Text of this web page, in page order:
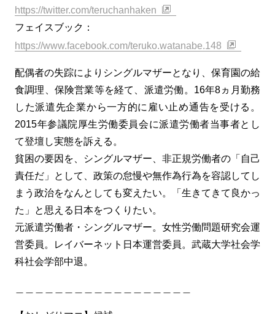
https://twitter.com/teruchanhaken
フェイスブック：
https://www.facebook.com/teruko.watanabe.148
配偶者の失踪によりシングルマザーとなり、保育園の給
食調理、保険営業等を経て、派遣労働。16年8ヵ月勤務
した派遣先企業から一方的に雇い止め通告を受ける。
2015年参議院厚生労働委員会に派遣労働者当事者とし
て登壇し実態を訴える。
貧困の要因を、シングルマザー、非正規労働者の「自己
責任だ」として、政策の怠慢や無作為行為を容認してし
まう政治をなんとしても変えたい。「生きてきて良かっ
た」と思える日本をつくりたい。
元派遣労働者・シングルマザー。女性労働問題研究会運
営委員。レイバーネット日本運営委員。武蔵大学社会学
科社会学部中退。